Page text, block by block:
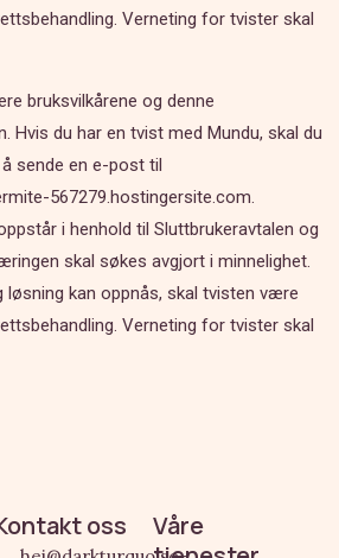
Verneting for tvister skal
bruksvilkårene og denne
Hvis du har en tvist med Mundu, skal du
sende en e-post til
567279.hostingersite.com.
i henhold til Sluttbrukeravtalen og
skal søkes avgjort i minnelighet.
løsning kan oppnås, skal tvisten være
Verneting for tvister skal
oss
Våre